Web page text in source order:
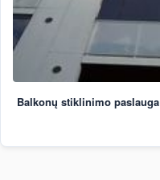
Balkonų stiklinimo paslauga